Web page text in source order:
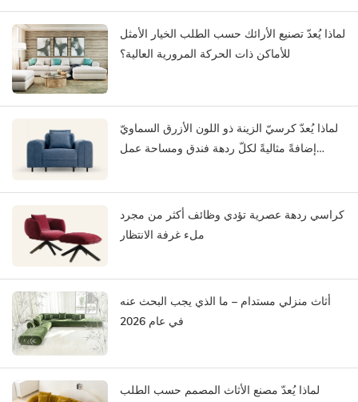
لماذا يُعدّ تصنيع الأرائك حسب الطلب الخيار الأمثل
للأماكن ذات الحركة المرورية العالية؟
لماذا يُعدّ كرسيّ الزينة ذو اللون الأزرق السماويّ
إضافةً مثاليةً لكلّ ردهة فندق ومساحة عمل
كراسي ردهة عصرية تؤدي وظائف أكثر من مجرد
ملء غرفة الانتظار
أثاث منزلي مستدام – ما الذي يجب البحث عنه
في عام 2026
لماذا يُعدّ مصنع الأثاث المصمم حسب الطلب